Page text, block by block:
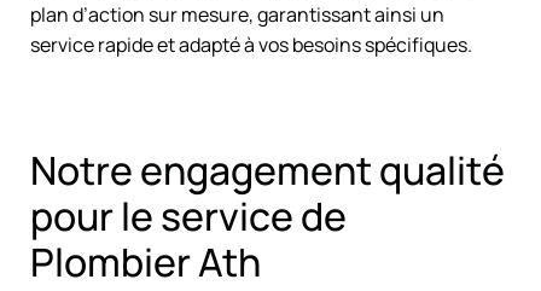
plan d’action sur mesure, garantissant ainsi un
service rapide et adapté à vos besoins spécifiques.
Notre engagement qualité
pour le service de
Plombier Ath